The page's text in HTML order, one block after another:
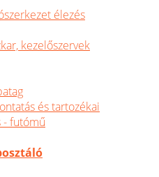
élezés
kezelőszervek
és tartozékai
- futómű